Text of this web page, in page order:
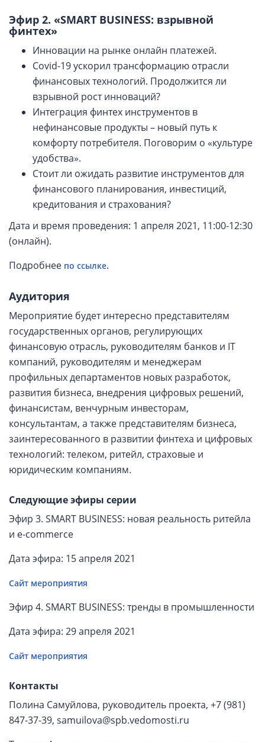
Эфир 2. «SMART BUSINESS: взрывной
финтех»
Инновации на рынке онлайн платежей.
Covid-19 ускорил трансформацию отрасли
финансовых технологий. Продолжится ли
взрывной рост инноваций?
Интеграция финтех инструментов в
нефинансовые продукты – новый путь к
комфорту потребителя. Поговорим о «культуре
удобства».
Стоит ли ожидать развитие инструментов для
финансового планирования, инвестиций,
кредитования и страхования?
Дата и время проведения: 1 апреля 2021, 11:00-12:30
(онлайн).
Подробнее по ссылке.
Аудитория
Мероприятие будет интересно представителям
государственных органов, регулирующих
финансовую отрасль, руководителям банков и IT
компаний, руководителям и менеджерам
профильных департаментов новых разработок,
развития бизнеса, внедрения цифровых решений,
финансистам, венчурным инвесторам,
консультантам, а также представителям бизнеса,
заинтересованного в развитии финтеха и цифровых
технологий: телеком, ритейл, страховые и
юридическим компаниям.
Следующие эфиры серии
Эфир 3. SMART BUSINESS: новая реальность ритейла
и e-commerce
Дата эфира: 15 апреля 2021
Сайт мероприятия
Эфир 4. SMART BUSINESS: тренды в промышленности
Дата эфира: 29 апреля 2021
Сайт мероприятия
Контакты
Полина Самуйлова, руководитель проекта, +7 (981)
847-37-39, samuilova@spb.vedomosti.ru